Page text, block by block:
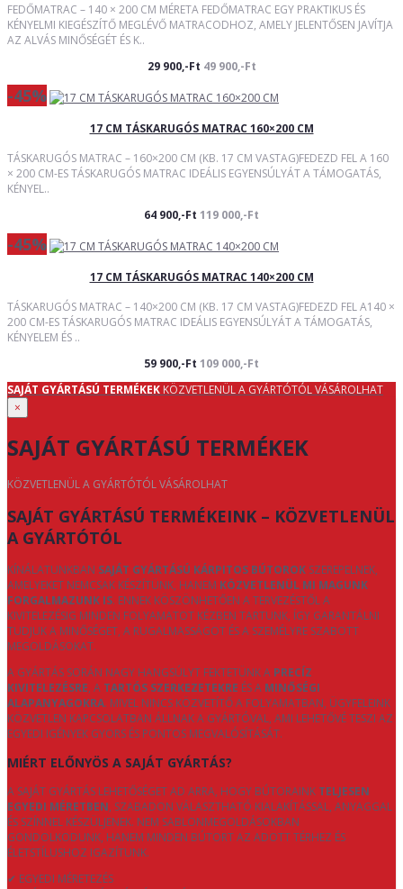
FEDŐMATRAC – 140 × 200 CM MÉRETA FEDŐMATRAC EGY PRAKTIKUS ÉS
KÉNYELMI KIEGÉSZÍTŐ MEGLÉVŐ MATRACODHOZ, AMELY JELENTŐSEN JAVÍTJA
AZ ALVÁS MINŐSÉGÉT ÉS K..
29 900,-Ft 49 900,-Ft
-45%
17 CM TÁSKARUGÓS MATRAC 160×200 CM
TÁSKARUGÓS MATRAC – 160×200 CM (KB. 17 CM VASTAG)FEDEZD FEL A 160
× 200 CM-ES TÁSKARUGÓS MATRAC IDEÁLIS EGYENSÚLYÁT A TÁMOGATÁS,
KÉNYEL..
64 900,-Ft 119 000,-Ft
-45%
17 CM TÁSKARUGÓS MATRAC 140×200 CM
TÁSKARUGÓS MATRAC – 140×200 CM (KB. 17 CM VASTAG)FEDEZD FEL A140 ×
200 CM-ES TÁSKARUGÓS MATRAC IDEÁLIS EGYENSÚLYÁT A TÁMOGATÁS,
KÉNYELEM ÉS ..
59 900,-Ft 109 000,-Ft
SAJÁT GYÁRTÁSÚ TERMÉKEK KÖZVETLENÜL A GYÁRTÓTÓL VÁSÁROLHAT
×
SAJÁT GYÁRTÁSÚ TERMÉKEK
KÖZVETLENÜL A GYÁRTÓTÓL VÁSÁROLHAT
SAJÁT GYÁRTÁSÚ TERMÉKEINK – KÖZVETLENÜL
A GYÁRTÓTÓL
KÍNÁLATUNKBAN SAJÁT GYÁRTÁSÚ KÁRPITOS BÚTOROK SZEREPELNEK,
AMELYEKET NEMCSAK KÉSZÍTÜNK, HANEM KÖZVETLENÜL MI MAGUNK
FORGALMAZUNK IS. ENNEK KÖSZÖNHETŐEN A TERVEZÉSTŐL A
KIVITELEZÉSIG MINDEN FOLYAMATOT KÉZBEN TARTUNK, ÍGY GARANTÁLNI
TUDJUK A MINŐSÉGET, A RUGALMASSÁGOT ÉS A SZEMÉLYRE SZABOTT
MEGOLDÁSOKAT.
A GYÁRTÁS SORÁN NAGY HANGSÚLYT FEKTETÜNK A PRECÍZ
KIVITELEZÉSRE, A TARTÓS SZERKEZETEKRE ÉS A MINŐSÉGI
ALAPANYAGOKRA. MIVEL NINCS KÖZVETÍTŐ A FOLYAMATBAN, ÜGYFELEINK
KÖZVETLEN KAPCSOLATBAN ÁLLNAK A GYÁRTÓVAL, AMI LEHETŐVÉ TESZI AZ
EGYEDI IGÉNYEK GYORS ÉS PONTOS MEGVALÓSÍTÁSÁT.
MIÉRT ELŐNYÖS A SAJÁT GYÁRTÁS?
A SAJÁT GYÁRTÁS LEHETŐSÉGET AD ARRA, HOGY BÚTORAINK TELJESEN
EGYEDI MÉRETBEN, SZABADON VÁLASZTHATÓ KIALAKÍTÁSSAL, ANYAGGAL
ÉS SZÍNNEL KÉSZÜLJENEK. NEM SABLONMEGOLDÁSOKBAN
GONDOLKODUNK, HANEM MINDEN BÚTORT AZ ADOTT TÉRHEZ ÉS
ÉLETSTÍLUSHOZ IGAZÍTUNK.
✔ EGYEDI MÉRETEZÉS